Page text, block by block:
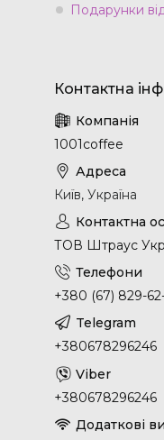
Подарунки
1001coffee
Київ, Україна
ТОВ Штраус
+380 (67) 829-
+380678296246
+380678296246